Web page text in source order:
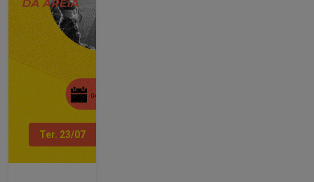
Ter. 23/07